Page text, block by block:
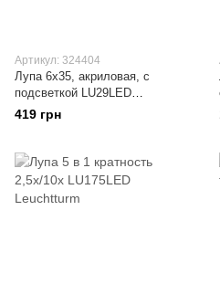
Артикул: 324404
Лупа 6х35, акриловая, с
подсветкой LU29LED
Leuchtturm
419 грн